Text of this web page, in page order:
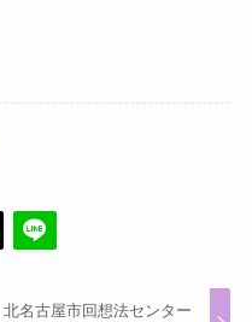
北名古屋市回想法センター